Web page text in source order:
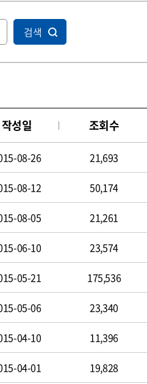
검색
작성일 조회수
08-26 21,693
08-12 50,174
08-05 21,261
06-10 23,574
05-21 175,536
05-06 23,340
04-10 11,396
04-01 19,828